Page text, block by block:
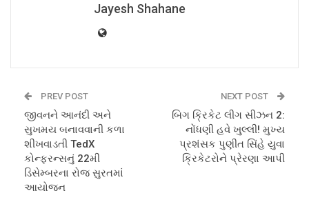
Jayesh Shahane
PREV POST
જીવનને આનંદી અને
સુખમય બનાવવાની કળા
શીખવાડતી TedX
કોન્ફરન્સનું 22મી
ડિસેમ્બરના રોજ સુરતમાં
આયોજન
NEXT POST
બિગ ક્રિકેટ લીગ સીઝન 2:
નોંધણી હવે ખુલ્લી! મુખ્ય
પ્રશંસક પુણીત સિંહે યુવા
ક્રિકેટરોને પ્રેરણા આપી